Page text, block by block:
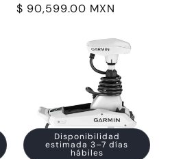
Precio
$ 90,599.00 MXN
Disponibilidad
estimada 3–7 días
hábiles